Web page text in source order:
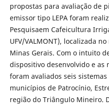
propostas para avaliação de
emissor tipo LEPA foram
Pesquisaem Cafeicultura
UFV/VALMONT), localizada
Minas Gerais. Com o intuito
dispositivo desenvolvido e as
foram avaliados seis
municípios de Patrocínio,
região do Triângulo Mineiro.